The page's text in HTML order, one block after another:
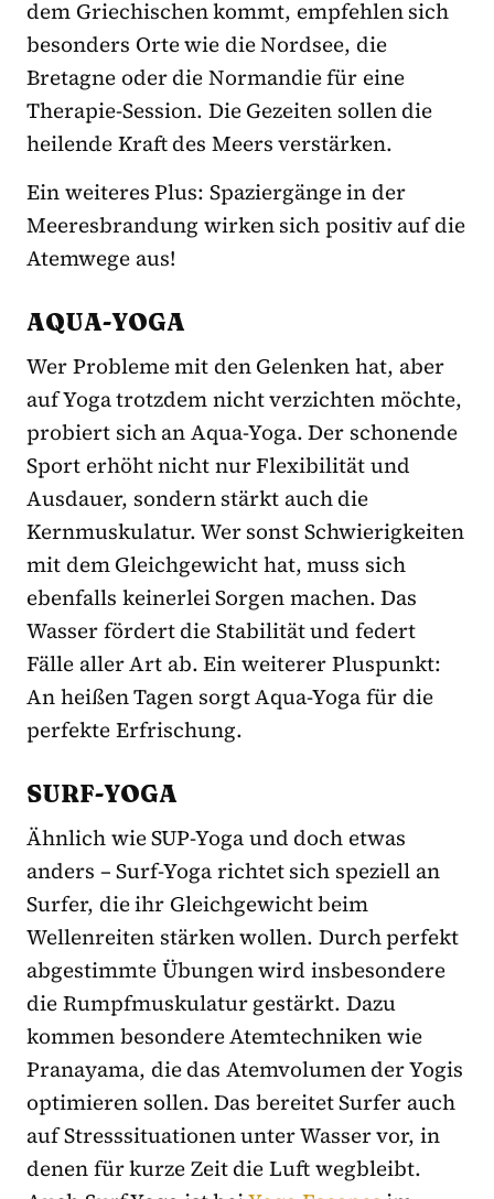
dem Griechischen kommt, empfehlen sich
besonders Orte wie die Nordsee, die
Bretagne oder die Normandie für eine
Therapie-Session. Die Gezeiten sollen die
heilende Kraft des Meers verstärken.
Ein weiteres Plus: Spaziergänge in der
Meeresbrandung wirken sich positiv auf die
Atemwege aus!
AQUA-YOGA
Wer Probleme mit den Gelenken hat, aber
auf Yoga trotzdem nicht verzichten möchte,
probiert sich an Aqua-Yoga. Der schonende
Sport erhöht nicht nur Flexibilität und
Ausdauer, sondern stärkt auch die
Kernmuskulatur. Wer sonst Schwierigkeiten
mit dem Gleichgewicht hat, muss sich
ebenfalls keinerlei Sorgen machen. Das
Wasser fördert die Stabilität und federt
Fälle aller Art ab. Ein weiterer Pluspunkt:
An heißen Tagen sorgt Aqua-Yoga für die
perfekte Erfrischung.
SURF-YOGA
Ähnlich wie SUP-Yoga und doch etwas
anders – Surf-Yoga richtet sich speziell an
Surfer, die ihr Gleichgewicht beim
Wellenreiten stärken wollen. Durch perfekt
abgestimmte Übungen wird insbesondere
die Rumpfmuskulatur gestärkt. Dazu
kommen besondere Atemtechniken wie
Pranayama, die das Atemvolumen der Yogis
optimieren sollen. Das bereitet Surfer auch
auf Stresssituationen unter Wasser vor, in
denen für kurze Zeit die Luft wegbleibt.